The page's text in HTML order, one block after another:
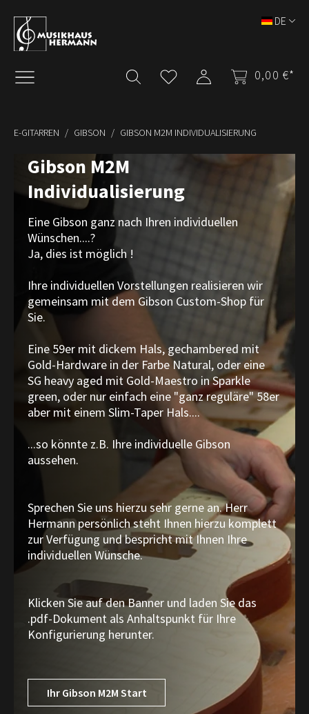
Zum Hauptinhalt springen
0,00 €*
DE
E-GITARREN GIBSON GIBSON M2M INDIVIDUALISIERUNG
Gibson M2M
Individualisierung
Eine Gibson ganz nach Ihren individuellen
Wünschen....?
Ja, dies ist möglich !
Ihre individuellen Vorstellungen realisieren wir
gemeinsam mit dem Gibson Custom-Shop für
Sie.
Eine 59er mit dickem Hals, gechambered mit
Gold-Hardware in der Farbe Natural, oder eine
SG heavy aged mit Gold-Maestro in Sparkle
green, oder nur einfach eine "ganz reguläre" 58er
aber mit einem Slim-Taper Hals....
...so könnte z.B. Ihre individuelle Gibson
aussehen.
Sprechen Sie uns hierzu sehr gerne an. Herr
Hermann persönlich steht Ihnen hierzu komplett
zur Verfügung und bespricht mit Ihnen Ihre
individuellen Wünsche.
Klicken Sie auf den Banner und laden Sie das
.pdf-Dokument als Anhaltspunkt für Ihre
Konfigurierung herunter.
Ihr Gibson M2M Start